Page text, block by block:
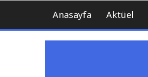
Anasayfa Aktüel